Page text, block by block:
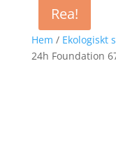
Hem / Ekologiskt
24h Foundation
Rea!
Rea!